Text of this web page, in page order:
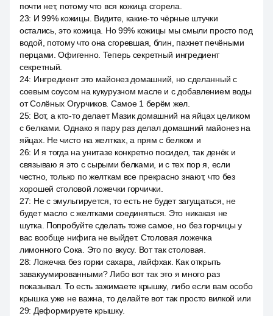
почти нет, потому что вся кожица сгорела.
23: И 99% кожицы. Видите, какие-то чёрные штучки
остались, это кожица. Но 99% кожицы мы смыли просто под
водой, потому что она сгоревшая, блин, пахнет печёными
перцами. Офигенно. Теперь секретный ингредиент
секретный.
24: Ингредиент это майонез домашний, но сделанный с
соевым соусом на кукурузном масле и с добавлением воды
от Солёных Огурчиков. Самое 1 берём жел.
25: Вот, а кто-то делает Мазик домашний на яйцах целиком
с белками. Однако я пару раз делал домашний майонез на
яйцах. Не чисто на желтках, а прям с белком и
26: И я тогда на унитазе конкретно посидел, так денёк и
связываю я это с сырыми белками, и с тех пор я, если
честно, только по желткам все прекрасно знают, что без
хорошей столовой ложечки горчички.
27: Не с эмульгируется, то есть не будет загущаться, не
будет масло с желтками соединяться. Это никакая не
шутка. Попробуйте сделать тоже самое, но без горчицы у
вас вообще нифига не выйдет. Столовая ложечка
лимонного Сока. Это по вкусу. Вот так столовая.
28: Ложечка без горки сахара, лайфхак. Как открыть
завакуумированными? Либо вот так это я много раз
показывал. То есть зажимаете крышку, либо если вам особо
крышка уже не важна, то делайте вот так просто вилкой или
29: Деформируете крышку.